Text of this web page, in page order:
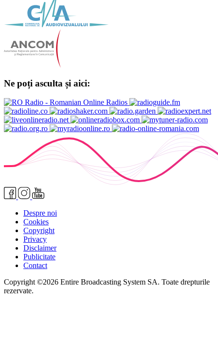
Ne poți asculta și aici:
Despre noi
Cookies
Copyright
Privacy
Disclaimer
Publicitate
Contact
Copyright ©2026 Entire Broadcasting System SA. Toate drepturile
rezervate.